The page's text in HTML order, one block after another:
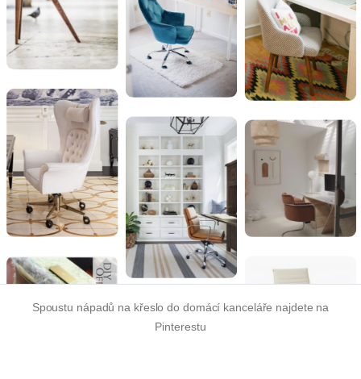
Spoustu nápadů na křeslo do domácí kanceláře najdete na
Pinterestu